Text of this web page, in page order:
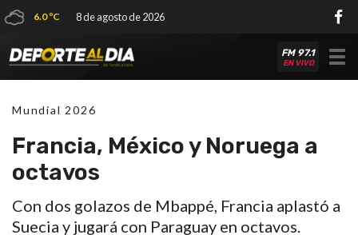
6.0 ºC 8 de agosto de 2026
FM 97.1
EN VIVO
Mundial 2026
Francia, México y Noruega a
octavos
Con dos golazos de Mbappé, Francia aplastó a
Suecia y jugará con Paraguay en octavos.